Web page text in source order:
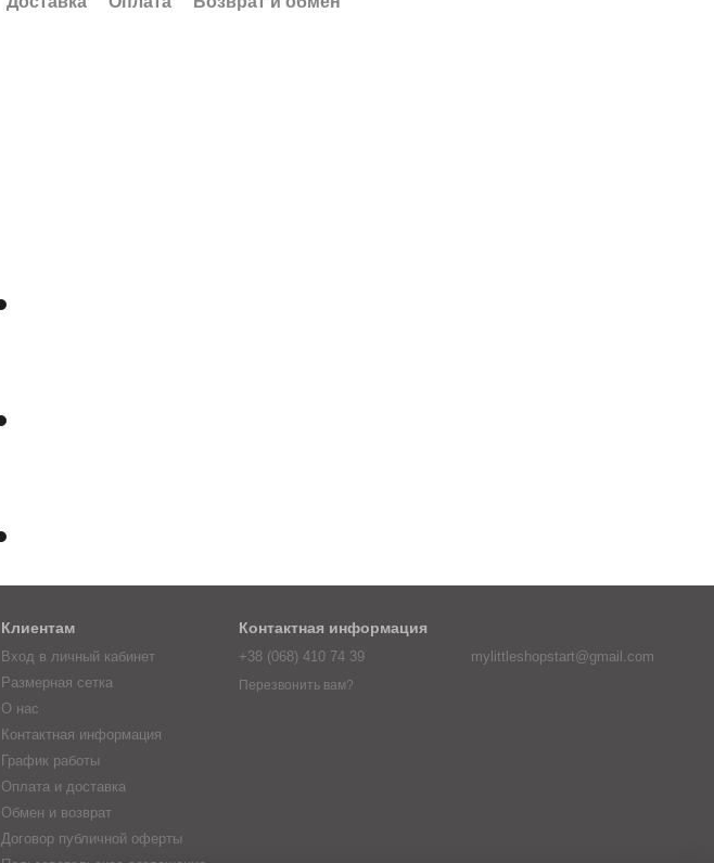
Клиентам
Вход в личный кабинет
Размерная сетка
О нас
Контактная информация
График работы
Оплата и доставка
Обмен и возврат
Договор публичной оферты
Контактная информация
+38 (068) 410 74 39
Перезвонить вам?
mylittleshopstart@gmail.com